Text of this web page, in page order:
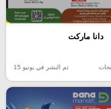
دانا ماركت
تم النشر في يونيو 15